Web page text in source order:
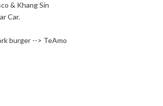
& Khang Sin
Car.
burger --> TeAmo